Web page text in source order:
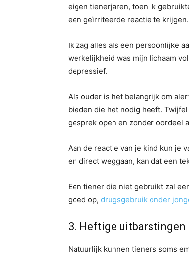
eigen tienerjaren, toen ik
een geïrriteerde reactie te krijgen.
Ik zag alles als een persoonlijke
werkelijkheid was mijn lichaam
depressief.
Als ouder is het belangrijk om
bieden die het nodig heeft.
gesprek open en zonder oordeel
Aan de reactie van je kind kun je
en direct weggaan, kan dat een
Een tiener die niet gebruikt zal
goed op, drugsgebruik onder
3. Heftige uitbarstingen
Natuurlijk kunnen tieners soms